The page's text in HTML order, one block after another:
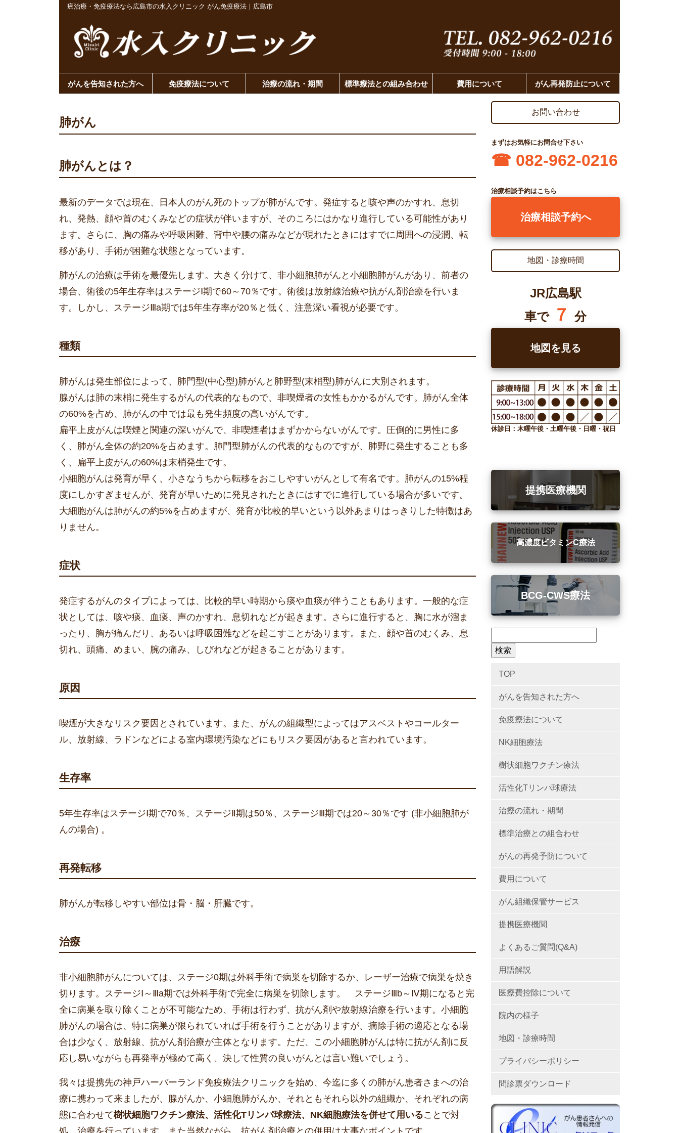
癌治療・免疫療法なら広島市の水入クリニック がん免疫療法｜広島市
がんを告知された方へ 免疫療法について 治療の流れ・期間 標準療法との組み合わせ 費用について がん再発防止について
肺がん
肺がんとは？
最新のデータでは現在、日本人のがん死のトップが肺がんです。発症すると咳や声のかすれ、息切
れ、発熱、顔や首のむくみなどの症状が伴いますが、そのころにはかなり進行している可能性があり
ます。さらに、胸の痛みや呼吸困難、背中や腰の痛みなどが現れたときにはすでに周囲への浸潤、転
移があり、手術が困難な状態となっています。
肺がんの治療は手術を最優先します。大きく分けて、非小細胞肺がんと小細胞肺がんがあり、前者の
場合、術後の5年生存率はステージⅠ期で60～70％です。術後は放射線治療や抗がん剤治療を行いま
す。しかし、ステージⅢa期では5年生存率が20％と低く、注意深い看視が必要です。
種類
肺がんは発生部位によって、肺門型(中心型)肺がんと肺野型(末梢型)肺がんに大別されます。
腺がんは肺の末梢に発生するがんの代表的なもので、非喫煙者の女性もかかるがんです。肺がん全体
の60%を占め、肺がんの中では最も発生頻度の高いがんです。
扁平上皮がんは喫煙と関連の深いがんで、非喫煙者はまずかからないがんです。圧倒的に男性に多
く、肺がん全体の約20%を占めます。肺門型肺がんの代表的なものですが、肺野に発生することも多
く、扁平上皮がんの60%は末梢発生です。
小細胞がんは発育が早く、小さなうちから転移をおこしやすいがんとして有名です。肺がんの15%程
度にしかすぎませんが、発育が早いために発見されたときにはすでに進行している場合が多いです。
大細胞がんは肺がんの約5%を占めますが、発育が比較的早いという以外あまりはっきりした特徴はあ
りません。
症状
発症するがんのタイプによっては、比較的早い時期から痰や血痰が伴うこともあります。一般的な症
状としては、咳や痰、血痰、声のかすれ、息切れなどが起きます。さらに進行すると、胸に水が溜ま
ったり、胸が痛んだり、あるいは呼吸困難などを起こすことがあります。また、顔や首のむくみ、息
切れ、頭痛、めまい、腕の痛み、しびれなどが起きることがあります。
原因
喫煙が大きなリスク要因とされています。また、がんの組織型によってはアスベストやコールター
ル、放射線、ラドンなどによる室内環境汚染などにもリスク要因があると言われています。
生存率
5年生存率はステージⅠ期で70％、ステージⅡ期は50％、ステージⅢ期では20～30％です (非小細胞肺が
んの場合) 。
再発転移
肺がんが転移しやすい部位は骨・脳・肝臓です。
治療
非小細胞肺がんについては、ステージ0期は外科手術で病巣を切除するか、レーザー治療で病巣を焼き
切ります。ステージⅠ～Ⅲa期では外科手術で完全に病巣を切除します。 ステージⅢb～Ⅳ期になると完
全に病巣を取り除くことが不可能なため、手術は行わず、抗がん剤や放射線治療を行います。小細胞
肺がんの場合は、特に病巣が限られていれば手術を行うことがありますが、摘除手術の適応となる場
合は少なく、放射線、抗がん剤治療が主体となります。ただ、この小細胞肺がんは特に抗がん剤に反
応し易いながらも再発率が極めて高く、決して性質の良いがんとは言い難いでしょう。
我々は提携先の神戸ハーバーランド免疫療法クリニックを始め、今迄に多くの肺がん患者さまへの治
療に携わって来ましたが、腺がんか、小細胞肺がんか、それともそれら以外の組織か、それぞれの病
態に合わせて樹状細胞ワクチン療法、活性化Tリンパ球療法、NK細胞療法を併せて用いることで対
処、治療を行っています。また当然ながら、抗がん剤治療との併用は大事なポイントです。
お問い合わせ
まずはお気軽にお問合せ下さい
☎︎ 082-962-0216
治療相談予約はこちら
治療相談予約へ
地図・診療時間
JR広島駅
車で ７ 分
地図を見る
休診日：木曜午後・土曜午後・日曜・祝日
提携医療機関
高濃度ビタミンC療法
BCG-CWS療法
TOP
がんを告知された方へ
免疫療法について
NK細胞療法
樹状細胞ワクチン療法
活性化Tリンパ球療法
治療の流れ・期間
標準治療との組合わせ
がんの再発予防について
費用について
がん組織保管サービス
提携医療機関
よくあるご質問(Q&A)
用語解説
医療費控除について
院内の様子
地図・診療時間
プライバシーポリシー
問診票ダウンロード